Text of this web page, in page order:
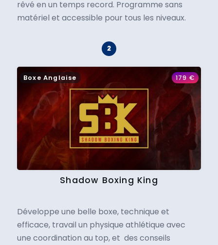
rêvé en un temps record. Programme sans
matériel et accessible pour tous les niveaux.
Boxe Anglaise 179€
Shadow Boxing King
Développe une belle boxe, technique et
efficace, travail un physique athlétique avec
une coordination au top, et des conseils